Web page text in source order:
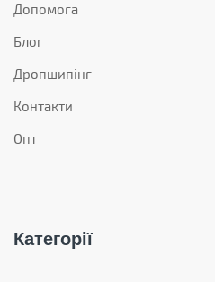
Допомога
Блог
Дропшипінг
Контакти
Опт
Категорії